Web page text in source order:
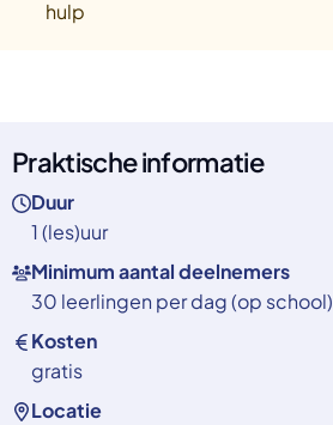
hulp
Praktische informatie
Duur
1 (les)uur
Minimum aantal deelnemers
30 leerlingen per dag (op school)
Kosten
gratis
Locatie